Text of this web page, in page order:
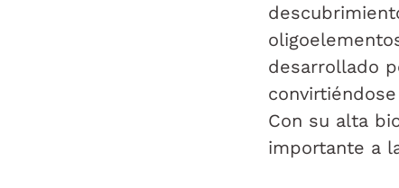
desarrollado
Con su alta
importante a